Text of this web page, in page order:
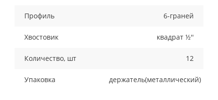
Профиль 6-граней
Хвостовик квадрат ½''
Количество, шт 12
Упаковка держатель(металлический)